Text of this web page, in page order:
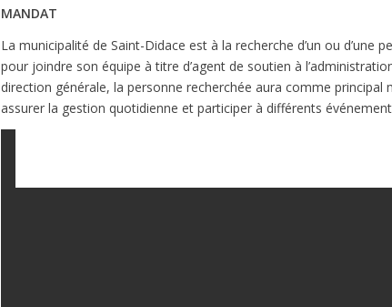
MANDAT
La municipalité de Saint-Didace est à la recherche d’un ou d’une
pour joindre son équipe à titre d’agent de soutien à
direction générale, la personne recherchée aura comme principal
assurer la gestion quotidienne et participer à différents